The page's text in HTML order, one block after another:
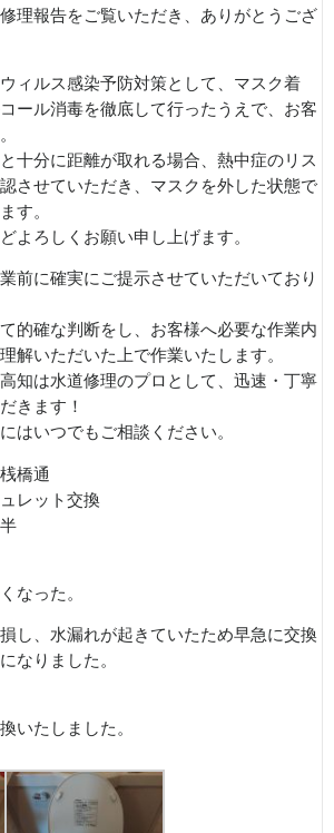
理報告をご覧いただき、ありがとうござ
ィルス感染予防対策として、マスク着
ール消毒を徹底して行ったうえで、お客
十分に距離が取れる場合、熱中症のリス
させていただき、マスクを外した状態で
す。
よろしくお願い申し上げます。
前に確実にご提示させていただいており
的確な判断をし、お客様へ必要な作業内
解いただいた上で作業いたします。
知は水道修理のプロとして、迅速・丁寧
きます！
はいつでもご相談ください。
橋通
レット交換
なった。
し、水漏れが起きていたため早急に交換
なりました。
いたしました。